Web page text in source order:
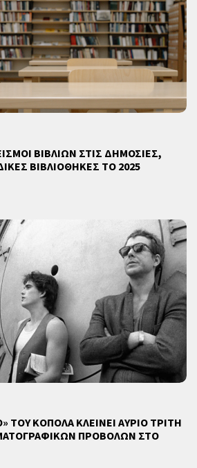
ΒΙΒΛΙΩΝ ΣΤΙΣ ΔΗΜΟΣΙΕΣ,
ΒΙΒΛΙΟΘΗΚΕΣ ΤΟ 2025
ΤΟΥ ΚΟΠΟΛΑ ΚΛΕΙΝΕΙ ΑΥΡΙΟ ΤΡΙΤΗ
ΠΡΟΒΟΛΩΝ ΣΤΟ